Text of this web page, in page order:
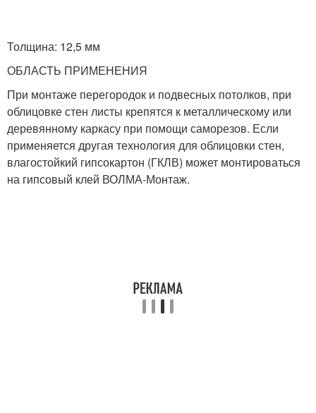
Толщина: 12,5 мм
ОБЛАСТЬ ПРИМЕНЕНИЯ
При монтаже перегородок и подвесных потолков, при
облицовке стен листы крепятся к металлическому или
деревянному каркасу при помощи саморезов. Если
применяется другая технология для облицовки стен,
влагостойкий гипсокартон (ГКЛВ) может монтироваться
на гипсовый клей ВОЛМА-Монтаж.